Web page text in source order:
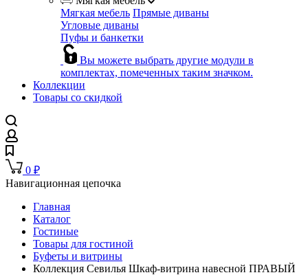
Мягкая мебель Прямые диваны
Угловые диваны
Пуфы и банкетки
Вы можете выбрать другие модули в
комплектах, помеченных таким значком.
Коллекции
Товары со скидкой
0 ₽
Навигационная цепочка
Главная
Каталог
Гостиные
Товары для гостиной
Буфеты и витрины
Коллекция Севилья Шкаф-витрина навесной ПРАВЫЙ